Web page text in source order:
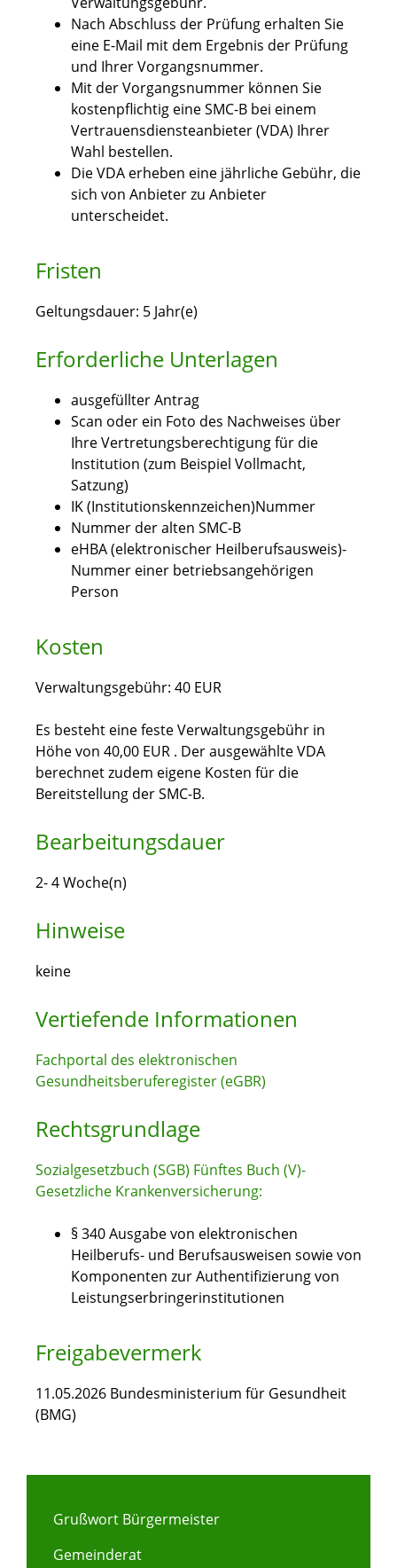
Nach Abschluss der Prüfung erhalten Sie
eine E-Mail mit dem Ergebnis der Prüfung
und Ihrer Vorgangsnummer.
Mit der Vorgangsnummer können Sie
kostenpflichtig eine SMC-B bei einem
Vertrauensdiensteanbieter (VDA) Ihrer
Wahl bestellen.
Die VDA erheben eine jährliche Gebühr, die
sich von Anbieter zu Anbieter
unterscheidet.
Fristen
Geltungsdauer: 5 Jahr(e)
Erforderliche Unterlagen
ausgefüllter Antrag
Scan oder ein Foto des Nachweises über
Ihre Vertretungsberechtigung für die
Institution (zum Beispiel Vollmacht,
Satzung)
IK (Institutionskennzeichen)Nummer
Nummer der alten SMC-B
eHBA (elektronischer Heilberufsausweis)-
Nummer einer betriebsangehörigen
Person
Kosten
Verwaltungsgebühr: 40 EUR
Es besteht eine feste Verwaltungsgebühr in
Höhe von 40,00 EUR . Der ausgewählte VDA
berechnet zudem eigene Kosten für die
Bereitstellung der SMC-B.
Bearbeitungsdauer
2- 4 Woche(n)
Hinweise
keine
Vertiefende Informationen
Fachportal des elektronischen
Gesundheitsberuferegister (eGBR)
Rechtsgrundlage
Sozialgesetzbuch (SGB) Fünftes Buch (V)-
Gesetzliche Krankenversicherung:
§ 340 Ausgabe von elektronischen
Heilberufs- und Berufsausweisen sowie von
Komponenten zur Authentifizierung von
Leistungserbringerinstitutionen
Freigabevermerk
11.05.2026 Bundesministerium für Gesundheit
(BMG)
Grußwort Bürgermeister
Gemeinderat